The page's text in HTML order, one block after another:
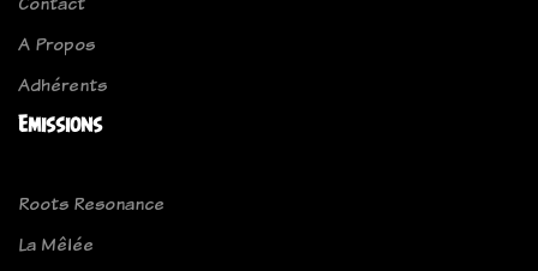
A Propos
Adhérents
Emissions
Roots Resonance
La Mêlée